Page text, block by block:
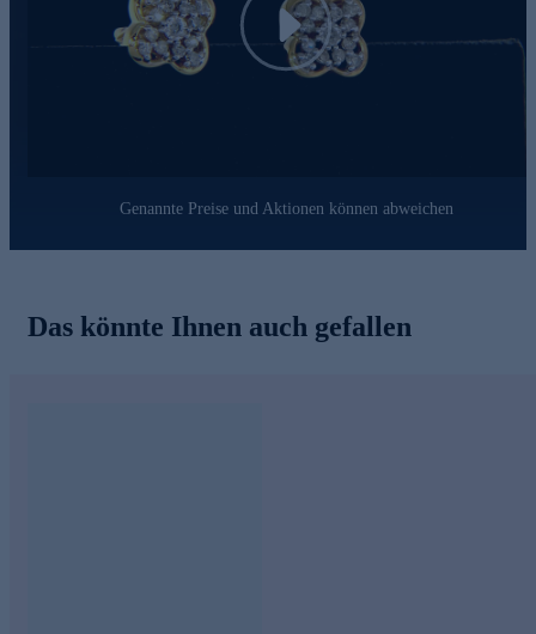
Play
Genannte Preise und Aktionen können abweichen
Das könnte Ihnen auch gefallen